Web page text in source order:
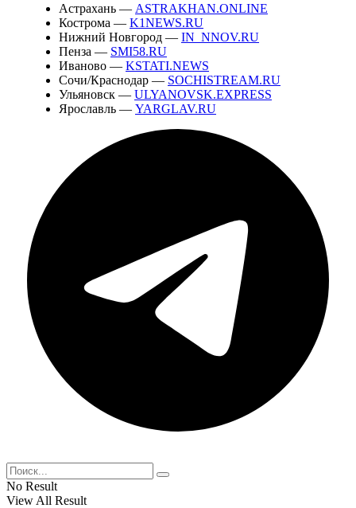
Астрахань — ASTRAKHAN.ONLINE
Кострома — K1NEWS.RU
Нижний Новгород — IN_NNOV.RU
Пенза — SMI58.RU
Иваново — KSTATI.NEWS
Сочи/Краснодар — SOCHISTREAM.RU
Ульяновск — ULYANOVSK.EXPRESS
Ярославль — YARGLAV.RU
No Result
View All Result